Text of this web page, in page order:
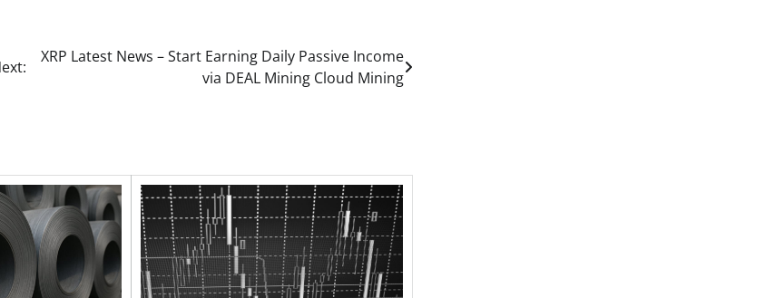
XRP Latest News – Start Earning Daily Passive Income
via DEAL Mining Cloud Mining